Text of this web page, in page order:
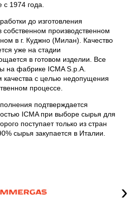
с 1974 года.
до изготовления
собственном производственном
в г. Куджно (Милан). Качество
уже на стадии
в готовом изделии. Все
на фабрике ICMA S.p.A.
качества с целью недопущения
процессе.
подтверждается
ICMA при выборе сырья для
поступает только из стран
сырья закупается в Италии.
›